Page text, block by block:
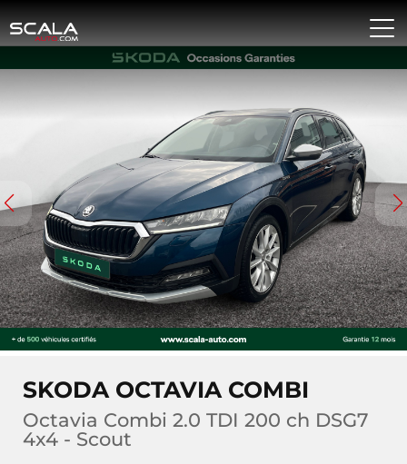
SKODA OCTAVIA COMBI
Octavia Combi 2.0 TDI 200 ch DSG7
4x4 - Scout